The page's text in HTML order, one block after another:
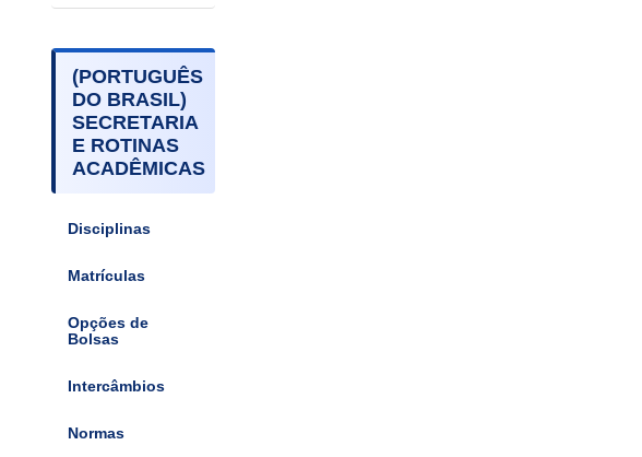
(PORTUGUÊS
DO BRASIL)
SECRETARIA
E ROTINAS
ACADÊMICAS
Disciplinas
Matrículas
Opções de
Bolsas
Intercâmbios
Normas